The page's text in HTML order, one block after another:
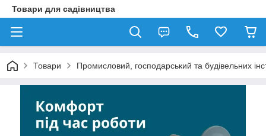
Товари для садівництва
Товари Промисловий, господарський та будівельних